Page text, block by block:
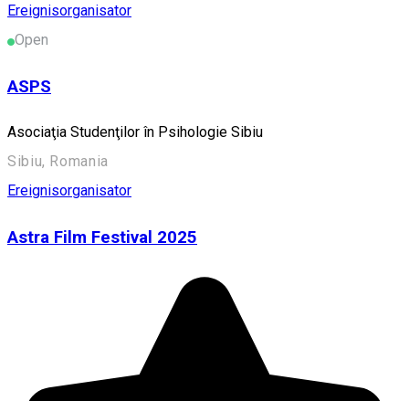
Ereignisorganisator
Open
ASPS
Asociaţia Studenţilor în Psihologie Sibiu
Sibiu, Romania
Ereignisorganisator
Astra Film Festival 2025